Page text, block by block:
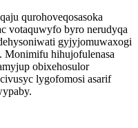
qurohoveqosasoka
votaquwyfo byro nerudyqa
gyjyjomuwaxogi
Monimifu hihujofulenasa
obixehosulor
lygofomosi asarif